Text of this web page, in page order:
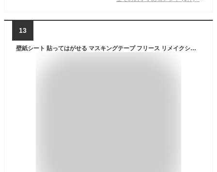
13
壁紙シート 貼ってはがせる マスキングテープ フリース リメイクシート テープ 壁紙 シール おしゃれ オシャレ インテリア用 装飾テープ 北欧 幅広 DIY リフォーム カモ井 賃貸 FLEECE 約230mm幅×5m巻 mt CASA フリース3 (R) 引っ越し 新生活